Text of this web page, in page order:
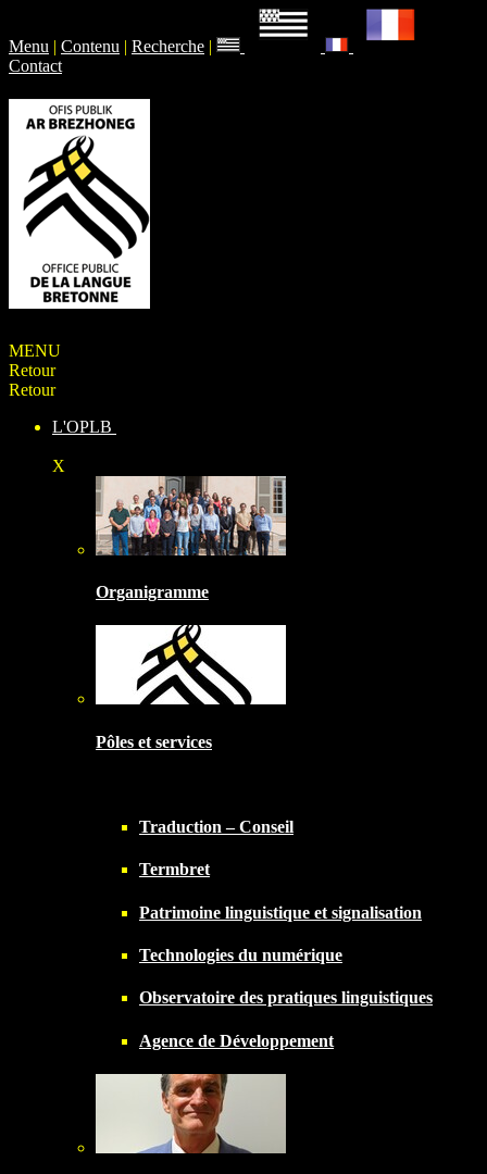
Menu | Contenu | Recherche |
Contact
MENU
Retour
Retour
L'OPLB
X
Organigramme
Pôles et services
Traduction – Conseil
Termbret
Patrimoine linguistique et signalisation
Technologies du numérique
Observatoire des pratiques linguistiques
Agence de Développement